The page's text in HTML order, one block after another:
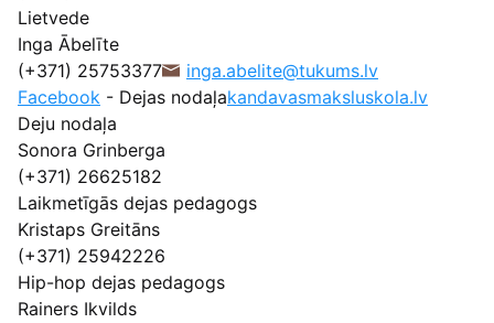
Lietvede
Inga Ābelīte
(+371) 25753377
inga.abelite@tukums.lv
Facebook - Dejas nodaļakandavasmaksluskola.lv
Deju nodaļa
Sonora Grinberga
(+371) 26625182
Laikmetīgās dejas pedagogs
Kristaps Greitāns
(+371) 25942226
Hip-hop dejas pedagogs
Rainers Ikvilds